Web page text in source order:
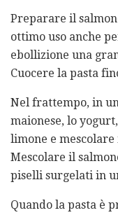
Preparare il
ottimo uso anche
ebollizione una
Cuocere la pasta
Nel frattempo, in
maionese, lo
limone e
Mescolare il
piselli surgelati in
Quando la pasta è